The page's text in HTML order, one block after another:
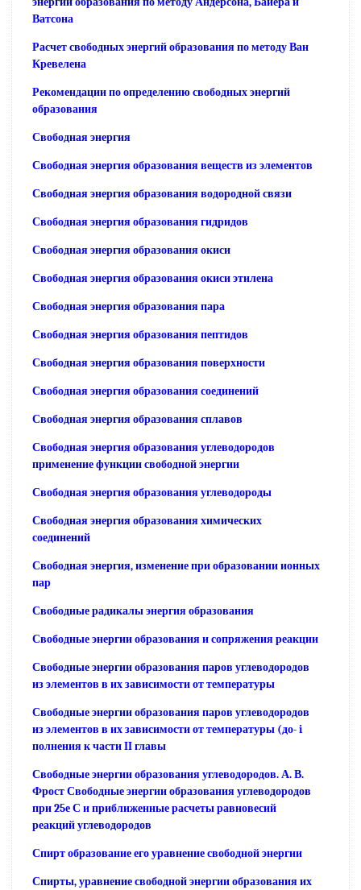
Ватсона
Расчет свободных энергий образования по методу Ван
Кревелена
Рекомендации по определению свободных энергий
образования
Свободная энергия
Свободная энергия образования веществ из элементов
Свободная энергия образования водородной связи
Свободная энергия образования гидридов
Свободная энергия образования окиси
Свободная энергия образования окиси этилена
Свободная энергия образования пара
Свободная энергия образования пептидов
Свободная энергия образования поверхности
Свободная энергия образования соединений
Свободная энергия образования сплавов
Свободная энергия образования углеводородов
применение функции свободной энергии
Свободная энергия образования углеводороды
Свободная энергия образования химических
соединений
Свободная энергия, изменение при образовании ионных
пар
Свободные радикалы энергия образования
Свободные энергии образования и сопряжения реакции
Свободные энергии образования паров углеводородов
из элементов в их зависимости от температуры
Свободные энергии образования паров углеводородов
из элементов в их зависимости от температуры (до- i
полнения к части II главы
Свободные энергии образования углеводородов. А. В.
Фрост Свободные энергии образования углеводородов
при 25е С и приближенные расчеты равновесий
реакций углеводородов
Спирт образование его уравнение свободной энергии
Спирты, уравнение свободной энергии образования их